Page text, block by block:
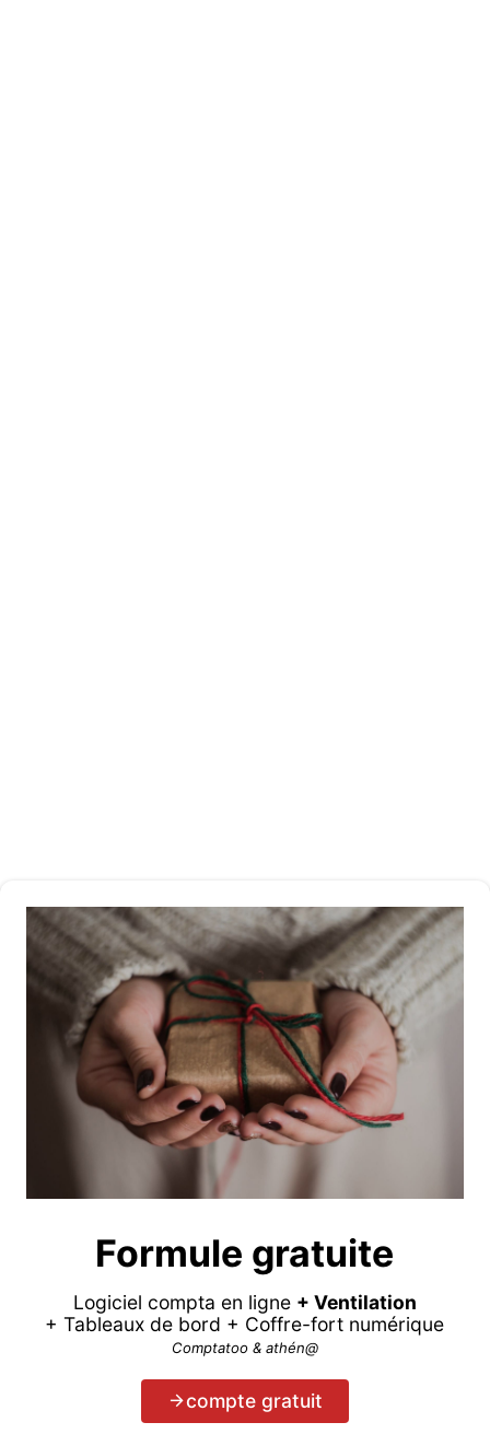
Formule gratuite
Logiciel compta en ligne + Ventilation
+ Tableaux de bord + Coffre-fort numérique
Comptatoo & athén@
compte gratuit